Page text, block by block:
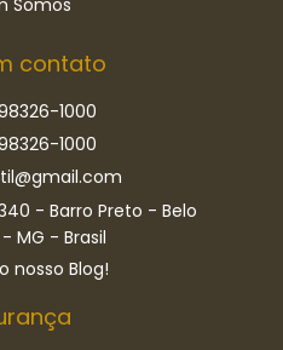
contato
1000
1000
- Barro Preto - Belo
MG - Brasil
nosso Blog!